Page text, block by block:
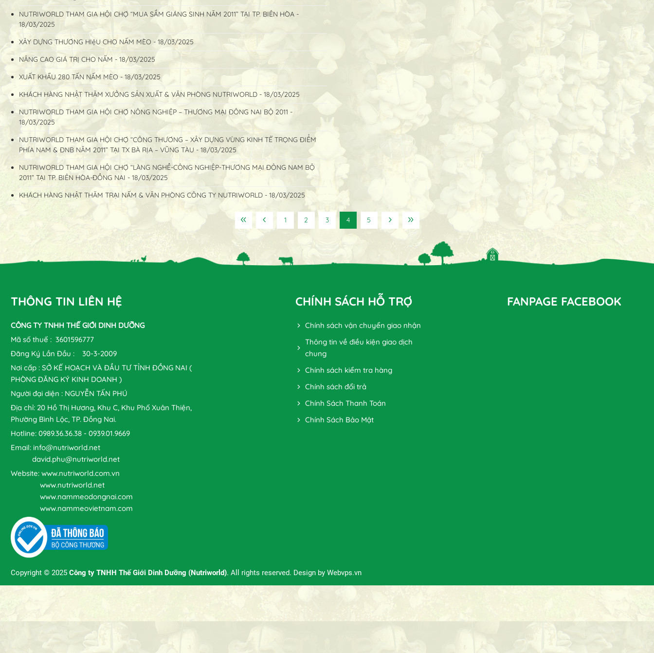
NUTRIWORLD THAM GIA HỘI CHỢ “MUA SẮM GIÁNG SINH NĂM 2011” TẠI TP. BIÊN HÒA -
18/03/2025
XÂY DỰNG THƯƠNG HIệU CHO NẤM MÈO - 18/03/2025
NÂNG CAO GIÁ TRỊ CHO NẤM - 18/03/2025
XUẤT KHẨU 280 TẤN NẤM MÈO - 18/03/2025
KHÁCH HÀNG NHẬT THĂM XƯỞNG SẢN XUẤT & VĂN PHÒNG NUTRIWORLD - 18/03/2025
NUTRIWORLD THAM GIA HỘI CHỢ NÔNG NGHIỆP – THƯƠNG MẠI ĐÔNG NAI BỘ 2011 -
18/03/2025
NUTRIWORLD THAM GIA HỘI CHỢ “CÔNG THƯƠNG – XÂY DỰNG VÙNG KINH TẾ TRỌNG ĐIỂM
PHÍA NAM & ĐNB NĂM 2011” TẠI TX BÀ RỊA – VŨNG TÀU - 18/03/2025
NUTRIWORLD THAM GIA HỘI CHỢ “LÀNG NGHỀ-CÔNG NGHIỆP-THƯƠNG MẠI ĐÔNG NAM BỘ
2011” TẠI TP. BIÊN HÒA-ĐỒNG NAI - 18/03/2025
KHÁCH HÀNG NHẬT THĂM TRẠI NẤM & VĂN PHÒNG CÔNG TY NUTRIWORLD - 18/03/2025
1 2 3 4 5
THÔNG TIN LIÊN HỆ
CÔNG TY TNHH THẾ GIỚI DINH DƯỠNG
Mã số thuế : 3601596777
Đăng Ký Lần Đầu : 30-3-2009
Nơi cấp : SỞ KẾ HOẠCH VÀ ĐẦU TƯ TỈNH ĐỒNG NAI (
PHÒNG ĐĂNG KÝ KINH DOANH )
Người đại diện : NGUYỄN TẤN PHÚ
Địa chỉ: 20 Hồ Thị Hương, Khu C, Khu Phố Xuân Thiện,
Phường Bình Lộc, TP. Đồng Nai.
Hotline: 0989.36.36.38 - 0939.01.9669
Email: info@nutriworld.net
david.phu@nutriworld.net
Website: www.nutriworld.com.vn
www.nutriworld.net
www.nammeodongnai.com
www.nammeovietnam.com
CHÍNH SÁCH HỖ TRỢ
Chính sách vận chuyển giao nhận
Thông tin về điều kiện giao dịch
chung
Chính sách kiểm tra hàng
Chính sách đổi trả
Chính Sách Thanh Toán
Chính Sách Bảo Mật
FANPAGE FACEBOOK
Copyright © 2025 Công ty TNHH Thế Giới Dinh Dưỡng (Nutriworld). All rights reserved. Design by Webvps.vn